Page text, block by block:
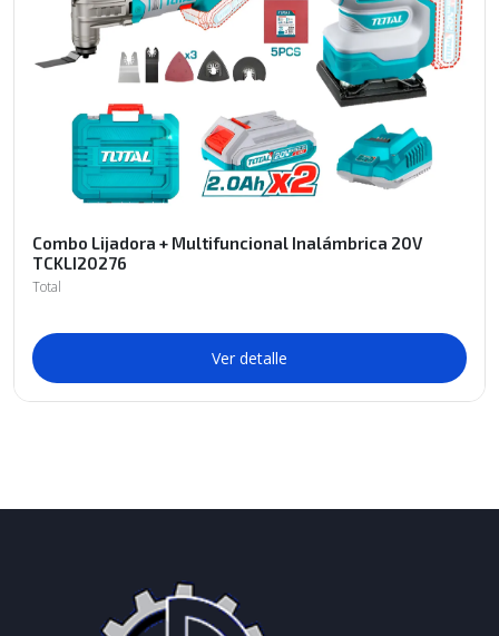
Combo Lijadora + Multifuncional Inalámbrica 20V
TCKLI20276
Total
Ver detalle